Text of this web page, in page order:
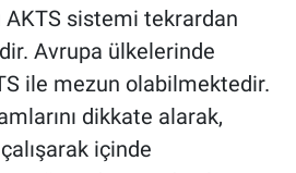
sistemi tekrardan
Avrupa ülkelerinde
ile mezun olabilmektedir.
dikkate alarak,
içinde